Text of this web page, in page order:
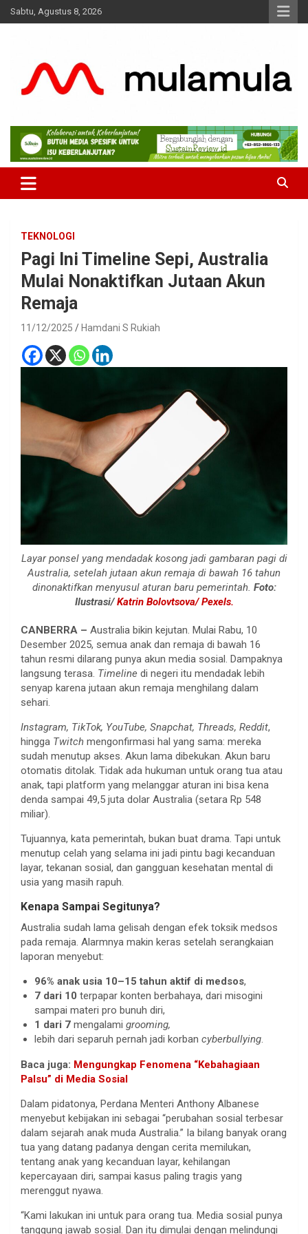
Skip
to
Sabtu, Agustus 8, 2026
MulaMula
Medianya para Gen Z
TEKNOLOGI
Pagi Ini Timeline Sepi, Australia
Mulai Nonaktifkan Jutaan Akun
Remaja
11/12/2025 Hamdani S Rukiah
Layar ponsel yang mendadak kosong jadi gambaran pagi di
Australia, setelah jutaan akun remaja di bawah 16 tahun
dinonaktifkan menyusul aturan baru pemerintah. Foto:
Ilustrasi/Katrin Bolovtsova/ Pexels.
CANBERRA – Australia bikin kejutan. Mulai Rabu, 10
Desember 2025, semua anak dan remaja di bawah 16
tahun resmi dilarang punya akun media sosial. Dampaknya
langsung terasa. Timeline di negeri itu mendadak lebih
senyap karena jutaan akun remaja menghilang dalam
sehari.
Instagram, TikTok, YouTube, Snapchat, Threads, Reddit,
hingga Twitch mengonfirmasi hal yang sama: mereka
sudah menutup akses. Akun lama dibekukan. Akun baru
otomatis ditolak. Tidak ada hukuman untuk orang tua atau
anak, tapi platform yang melanggar aturan ini bisa kena
denda sampai 49,5 juta dolar Australia (setara Rp 548
miliar).
Tujuannya, kata pemerintah, bukan buat drama. Tapi untuk
menutup celah yang selama ini jadi pintu bagi kecanduan
layar, tekanan sosial, dan gangguan kesehatan mental di
usia yang masih rapuh.
Kenapa Sampai Segitunya?
Australia sudah lama gelisah dengan efek toksik medsos
pada remaja. Alarmnya makin keras setelah serangkaian
laporan menyebut:
96% anak usia 10–15 tahun aktif di medsos,
7 dari 10 terpapar konten berbahaya, dari misogini
sampai materi pro bunuh diri,
1 dari 7 mengalami grooming,
lebih dari separuh pernah jadi korban cyberbullying.
Baca juga: Mengungkap Fenomena “Kebahagiaan
Palsu” di Media Sosial
Dalam pidatonya, Perdana Menteri Anthony Albanese
menyebut kebijakan ini sebagai “perubahan sosial terbesar
dalam sejarah anak muda Australia.” Ia bilang banyak orang
tua yang datang padanya dengan cerita memilukan,
tentang anak yang kecanduan layar, kehilangan
kepercayaan diri, sampai kasus paling tragis yang
merenggut nyawa.
“Kami lakukan ini untuk para orang tua. Media sosial punya
tanggung jawab sosial. Dan itu dimulai dengan melindungi